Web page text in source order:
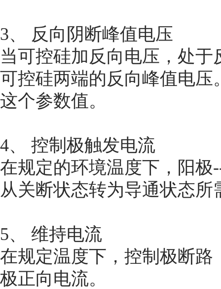
3、 反向阴断峰值电压
当可控硅加反向电压，处
可控硅两端的反向峰值电
这个参数值。
4、 控制极触发电流
在规定的环境温度下，阳
从关断状态转为导通状态
5、 维持电流
在规定温度下，控制极断
极正向电流。